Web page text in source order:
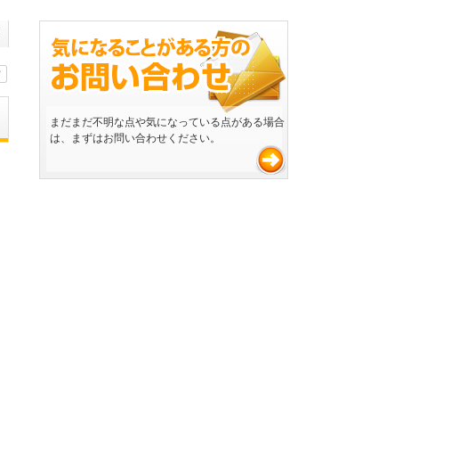
まだまだ不明な点や気になっている点がある場合
は、まずはお問い合わせください。